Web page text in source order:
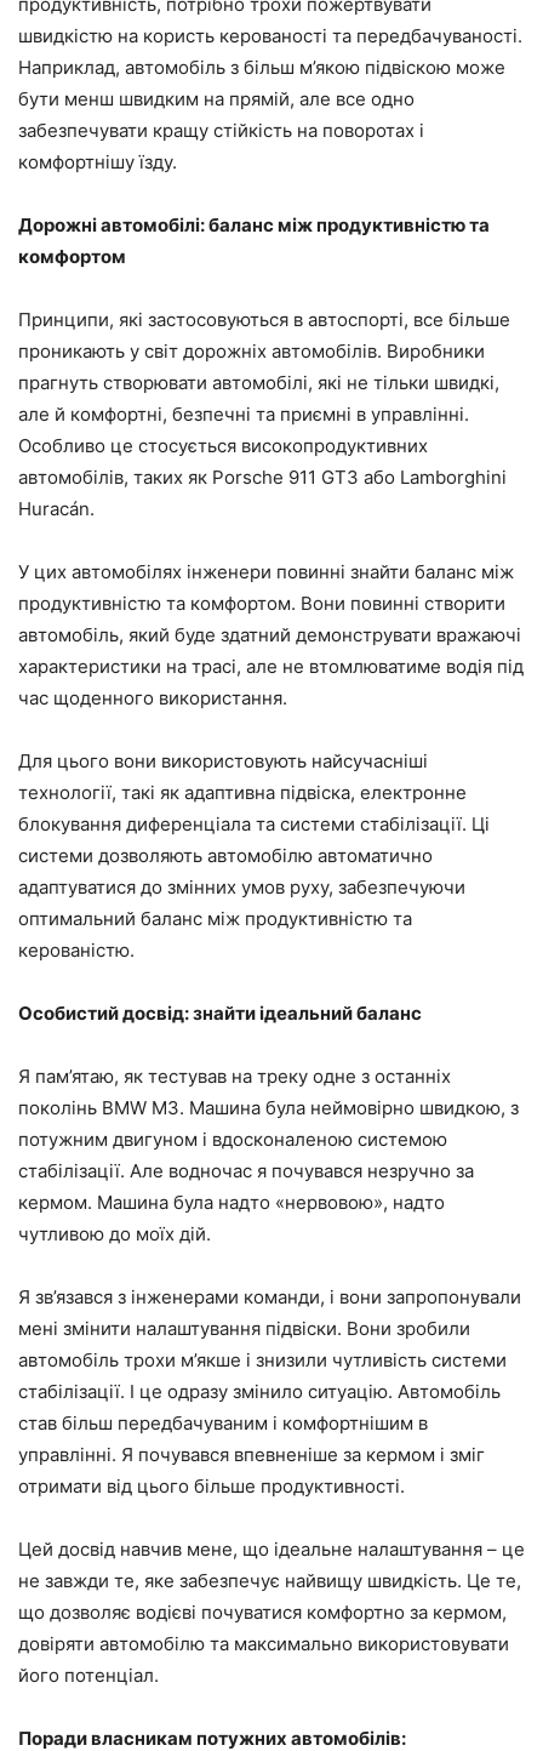
швидкістю на користь керованості та передбачуваності.
Наприклад, автомобіль з більш м’якою підвіскою може
бути менш швидким на прямій, але все одно
забезпечувати кращу стійкість на поворотах і
комфортнішу їзду.
Дорожні автомобілі: баланс між продуктивністю та
комфортом
Принципи, які застосовуються в автоспорті, все більше
проникають у світ дорожніх автомобілів. Виробники
прагнуть створювати автомобілі, які не тільки швидкі,
але й комфортні, безпечні та приємні в управлінні.
Особливо це стосується високопродуктивних
автомобілів, таких як Porsche 911 GT3 або Lamborghini
Huracán.
У цих автомобілях інженери повинні знайти баланс між
продуктивністю та комфортом. Вони повинні створити
автомобіль, який буде здатний демонструвати вражаючі
характеристики на трасі, але не втомлюватиме водія під
час щоденного використання.
Для цього вони використовують найсучасніші
технології, такі як адаптивна підвіска, електронне
блокування диференціала та системи стабілізації. Ці
системи дозволяють автомобілю автоматично
адаптуватися до змінних умов руху, забезпечуючи
оптимальний баланс між продуктивністю та
керованістю.
Особистий досвід: знайти ідеальний баланс
Я пам’ятаю, як тестував на треку одне з останніх
поколінь BMW M3. Машина була неймовірно швидкою, з
потужним двигуном і вдосконаленою системою
стабілізації. Але водночас я почувався незручно за
кермом. Машина була надто «нервовою», надто
чутливою до моїх дій.
Я зв’язався з інженерами команди, і вони запропонували
мені змінити налаштування підвіски. Вони зробили
автомобіль трохи м’якше і знизили чутливість системи
стабілізації. І це одразу змінило ситуацію. Автомобіль
став більш передбачуваним і комфортнішим в
управлінні. Я почувався впевненіше за кермом і зміг
отримати від цього більше продуктивності.
Цей досвід навчив мене, що ідеальне налаштування – це
не завжди те, яке забезпечує найвищу швидкість. Це те,
що дозволяє водієві почуватися комфортно за кермом,
довіряти автомобілю та максимально використовувати
його потенціал.
Поради власникам потужних автомобілів: